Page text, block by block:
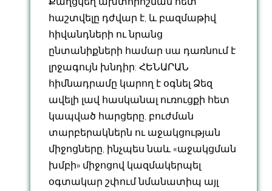
հաշտվելը դժվար է, և բազմաթիվ
հիվանդների ու նրանց
ընտանիքների համար սա դառնում է
լրջագույն խնդիր: ՀԵՆԱՐԱՆ
հիմնադրամը կարող է օգնել Ձեզ
ավելի լավ հասկանալ ուռուցքի հետ
կապված հարցերը, բուժման
տարբերակներն ու աջակցության
միջոցները, ինչպես նաև «աջակցման
խմբի» միջոցով կազմակերպել
օգտակար շփում նմանատիպ այլ